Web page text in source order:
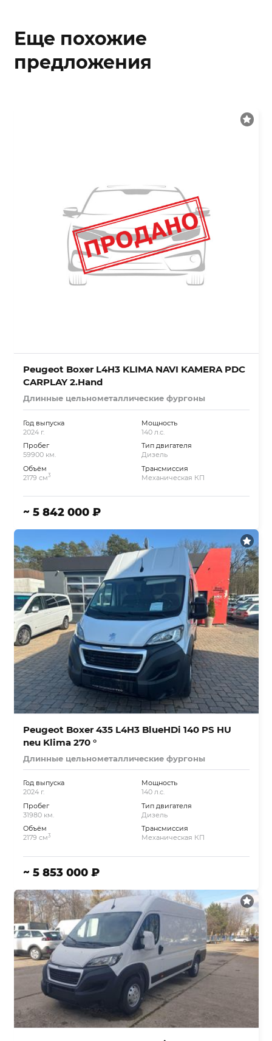
Еще похожие
предложения
Peugeot Boxer L4H3 KLIMA NAVI KAMERA PDC
CARPLAY 2.Hand
Длинные цельнометаллические фургоны
Год выпуска
2024 г.
Пробег
59900 км.
Объём
2179 см3
Мощность
140 л.с.
Тип двигателя
Дизель
Трансмиссия
Механическая КП
~ 5 842 000 ₽
Peugeot Boxer 435 L4H3 BlueHDi 140 PS HU
neu Klima 270 °
Длинные цельнометаллические фургоны
Год выпуска
2024 г.
Пробег
31980 км.
Объём
2179 см3
Мощность
140 л.с.
Тип двигателя
Дизель
Трансмиссия
Механическая КП
~ 5 853 000 ₽